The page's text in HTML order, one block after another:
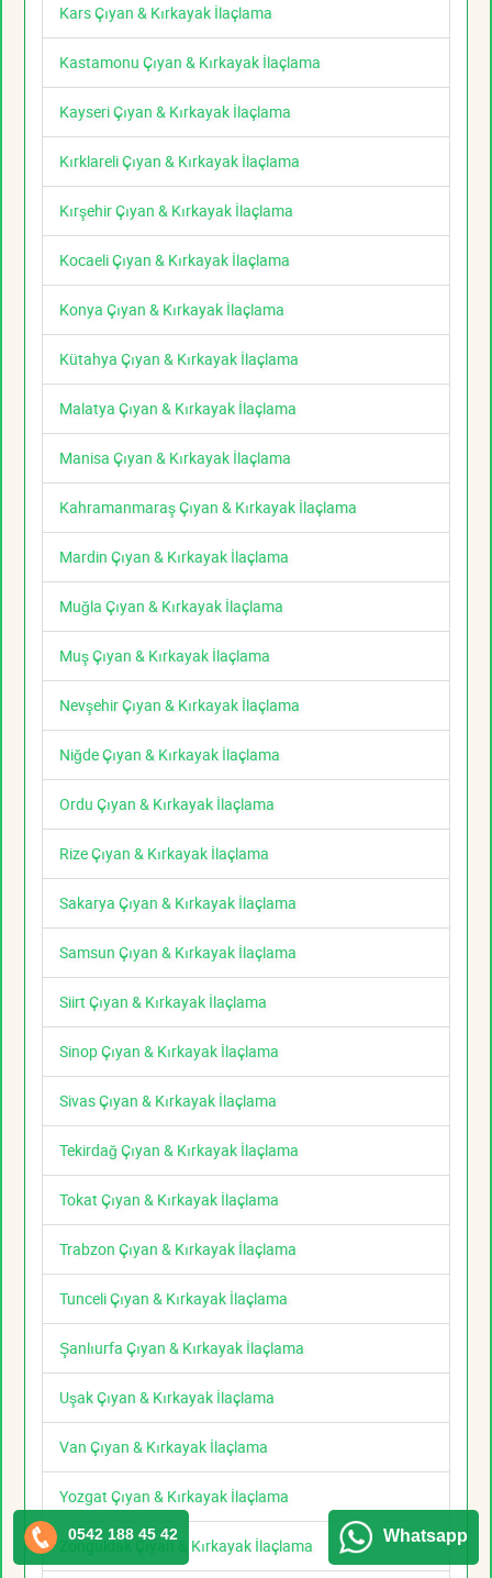
Kars Çıyan & Kırkayak İlaçlama
Kastamonu Çıyan & Kırkayak İlaçlama
Kayseri Çıyan & Kırkayak İlaçlama
Kırklareli Çıyan & Kırkayak İlaçlama
Kırşehir Çıyan & Kırkayak İlaçlama
Kocaeli Çıyan & Kırkayak İlaçlama
Konya Çıyan & Kırkayak İlaçlama
Kütahya Çıyan & Kırkayak İlaçlama
Malatya Çıyan & Kırkayak İlaçlama
Manisa Çıyan & Kırkayak İlaçlama
Kahramanmaraş Çıyan & Kırkayak İlaçlama
Mardin Çıyan & Kırkayak İlaçlama
Muğla Çıyan & Kırkayak İlaçlama
Muş Çıyan & Kırkayak İlaçlama
Nevşehir Çıyan & Kırkayak İlaçlama
Niğde Çıyan & Kırkayak İlaçlama
Ordu Çıyan & Kırkayak İlaçlama
Rize Çıyan & Kırkayak İlaçlama
Sakarya Çıyan & Kırkayak İlaçlama
Samsun Çıyan & Kırkayak İlaçlama
Siirt Çıyan & Kırkayak İlaçlama
Sinop Çıyan & Kırkayak İlaçlama
Sivas Çıyan & Kırkayak İlaçlama
Tekirdağ Çıyan & Kırkayak İlaçlama
Tokat Çıyan & Kırkayak İlaçlama
Trabzon Çıyan & Kırkayak İlaçlama
Tunceli Çıyan & Kırkayak İlaçlama
Şanlıurfa Çıyan & Kırkayak İlaçlama
Uşak Çıyan & Kırkayak İlaçlama
Van Çıyan & Kırkayak İlaçlama
Yozgat Çıyan & Kırkayak İlaçlama
Zonguldak Çıyan & Kırkayak İlaçlama
0542 188 45 42 Whatsapp